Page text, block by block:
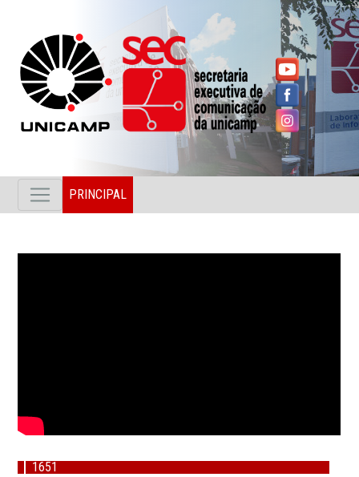
PRINCIPAL
1651